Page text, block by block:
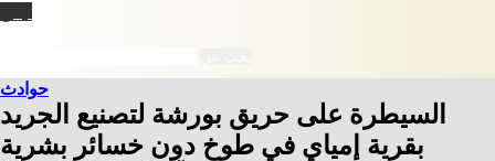
حوادث
السيطرة على حريق بورشة لتصنيع الجريد
بقرية إمياي في طوخ دون خسائر بشرية